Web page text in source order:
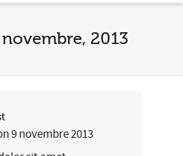
2013
9 novembre 2013